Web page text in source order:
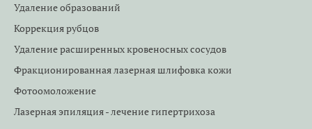
Удаление образований
Коррекция рубцов
Удаление расширенных кровеносных сосудов
Фракционированная лазерная шлифовка кожи
Фотоомоложение
Лазерная эпиляция - лечение гипертрихоза